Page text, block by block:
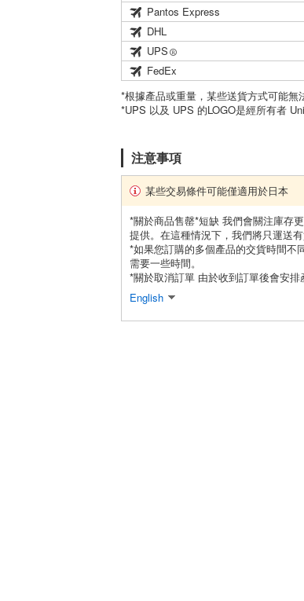
Pantos Express
DHL
UPS
FedEx
*根據產品或重量，某些送貨方式可能無
*UPS 以及 UPS 的LOGO是經所有者
注意事項
某些交易條件可能僅適用於日本
*關於商品售罄*短缺 我們會關注庫存
提供。在這種情況下，我們將只運送
*如果您訂購的多個產品的交貨時間不
需要一些時間。
*關於取消訂單 由於收到訂單後會安排
English